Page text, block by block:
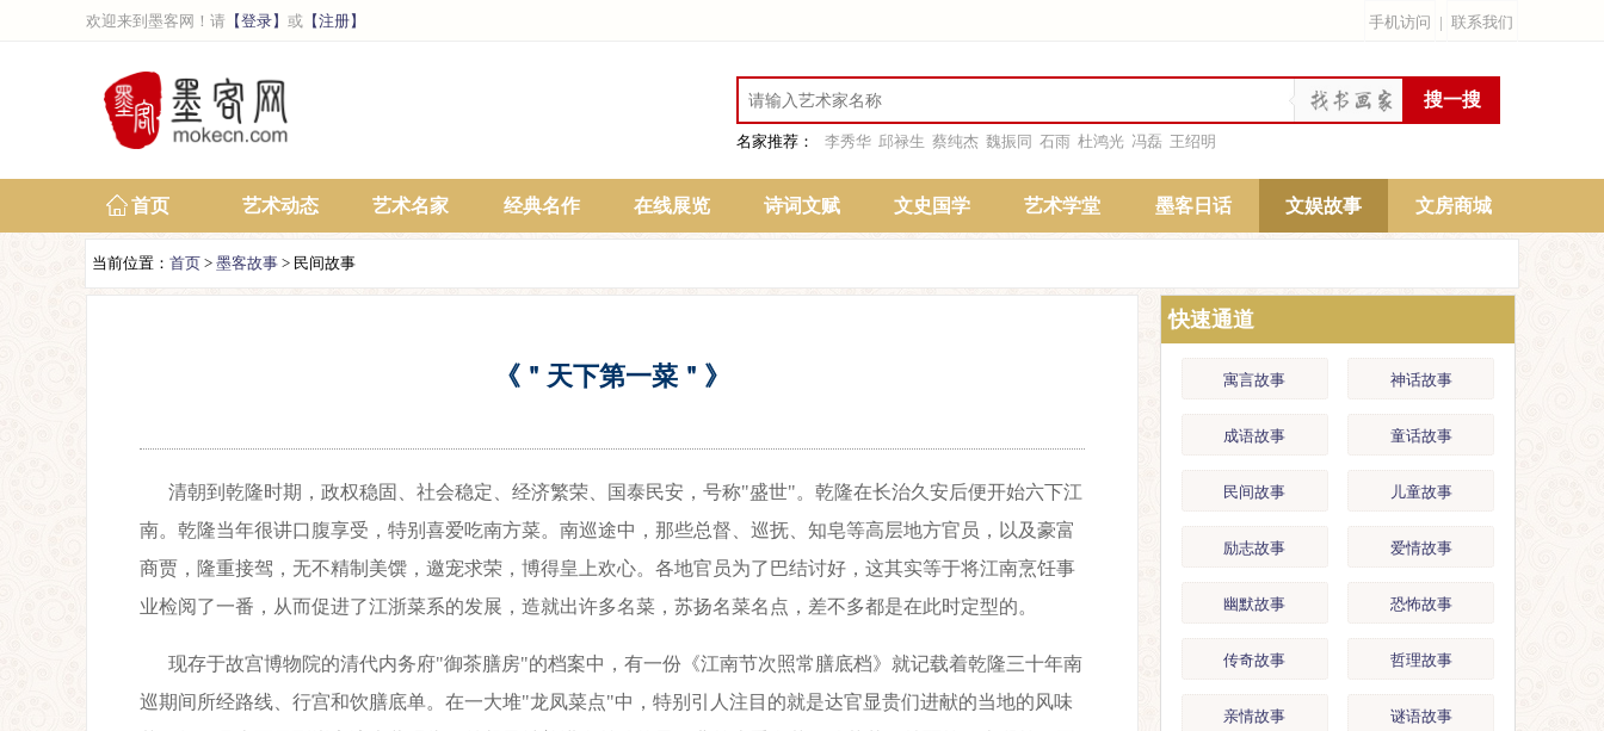
欢迎来到墨客网！请 【登录】 或 【注册】 手机访问 | 联系我们
名家推荐： 李秀华 邱禄生 蔡纯杰 魏振同 石雨 杜鸿光 冯磊 王绍明
首页 艺术动态 艺术名家 经典名作 在线展览 诗词文赋 文史国学 艺术学堂 墨客日话 文娱故事 文房商城
当前位置： 首页 > 墨客故事 > 民间故事
《＂天下第一菜＂》
清朝到乾隆时期，政权稳固、社会稳定、经济繁荣、国泰民安，号称"盛世"。乾隆在长治久安后便开始六下江
南。乾隆当年很讲口腹享受，特别喜爱吃南方菜。南巡途中，那些总督、巡抚、知皂等高层地方官员，以及豪富
商贾，隆重接驾，无不精制美馔，邀宠求荣，博得皇上欢心。各地官员为了巴结讨好，这其实等于将江南烹饪事
业检阅了一番，从而促进了江浙菜系的发展，造就出许多名菜，苏扬名菜名点，差不多都是在此时定型的。
现存于故宫博物院的清代内务府"御茶膳房"的档案中，有一份《江南节次照常膳底档》就记载着乾隆三十年南
巡期间所经路线、行宫和饮膳底单。在一大堆"龙凤菜点"中，特别引人注目的就是达官显贵们进献的当地的风味
快速通道
寓言故事 神话故事
成语故事 童话故事
民间故事 儿童故事
励志故事 爱情故事
幽默故事 恐怖故事
传奇故事 哲理故事
亲情故事 谜语故事